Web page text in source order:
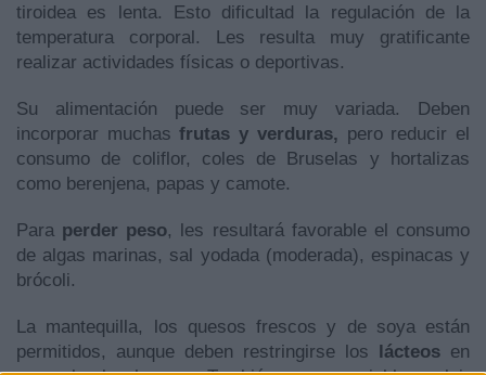
tiroidea es lenta. Esto dificultad la regulación de la
temperatura corporal. Les resulta muy gratificante
realizar actividades físicas o deportivas.
Su alimentación puede ser muy variada. Deben
incorporar muchasfrutas y verduras, pero reducir el
consumo de coliflor, coles de Bruselas y hortalizas
como berenjena, papas y camote.
Para perder peso, les resultará favorable el consumo
de algas marinas, sal yodada (moderada), espinacas y
brócoli.
La mantequilla, los quesos frescos y de soya están
permitidos, aunque deben restringirse los
lácteos en